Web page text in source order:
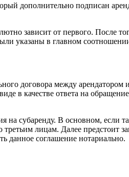
дополнительно подписан
зависит от первого. После
указаны в главном
договора между
в качестве ответа на
субаренду. В основном, если
лицам. Далее предстоит
данное соглашение нотариально.